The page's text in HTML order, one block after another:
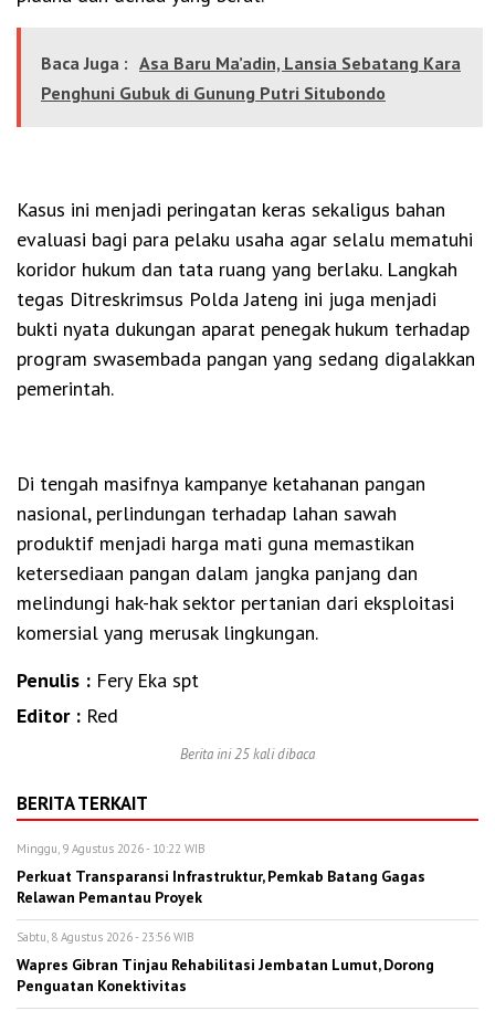
Baca Juga : Asa Baru Ma’adin, Lansia Sebatang Kara
Penghuni Gubuk di Gunung Putri Situbondo
Kasus ini menjadi peringatan keras sekaligus bahan
evaluasi bagi para pelaku usaha agar selalu mematuhi
koridor hukum dan tata ruang yang berlaku. Langkah
tegas Ditreskrimsus Polda Jateng ini juga menjadi
bukti nyata dukungan aparat penegak hukum terhadap
program swasembada pangan yang sedang digalakkan
pemerintah.
Di tengah masifnya kampanye ketahanan pangan
nasional, perlindungan terhadap lahan sawah
produktif menjadi harga mati guna memastikan
ketersediaan pangan dalam jangka panjang dan
melindungi hak-hak sektor pertanian dari eksploitasi
komersial yang merusak lingkungan.
Penulis : Fery Eka spt
Editor : Red
Berita ini 25 kali dibaca
BERITA TERKAIT
Minggu, 9 Agustus 2026 - 10:22 WIB
Perkuat Transparansi Infrastruktur, Pemkab Batang Gagas
Relawan Pemantau Proyek
Sabtu, 8 Agustus 2026 - 23:56 WIB
Wapres Gibran Tinjau Rehabilitasi Jembatan Lumut, Dorong
Penguatan Konektivitas